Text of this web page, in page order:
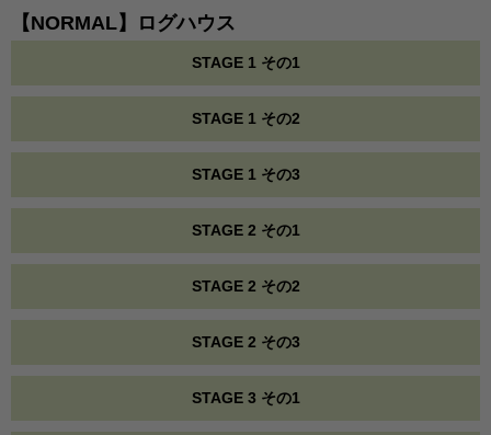
【NORMAL】ログハウス
STAGE 1 その1
STAGE 1 その2
STAGE 1 その3
STAGE 2 その1
STAGE 2 その2
STAGE 2 その3
STAGE 3 その1